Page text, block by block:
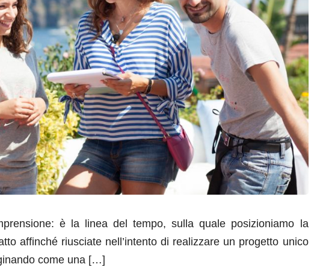
è la linea del tempo, sulla quale posizioniamo la
affinché riusciate nell’intento di realizzare un progetto unico
come una […]